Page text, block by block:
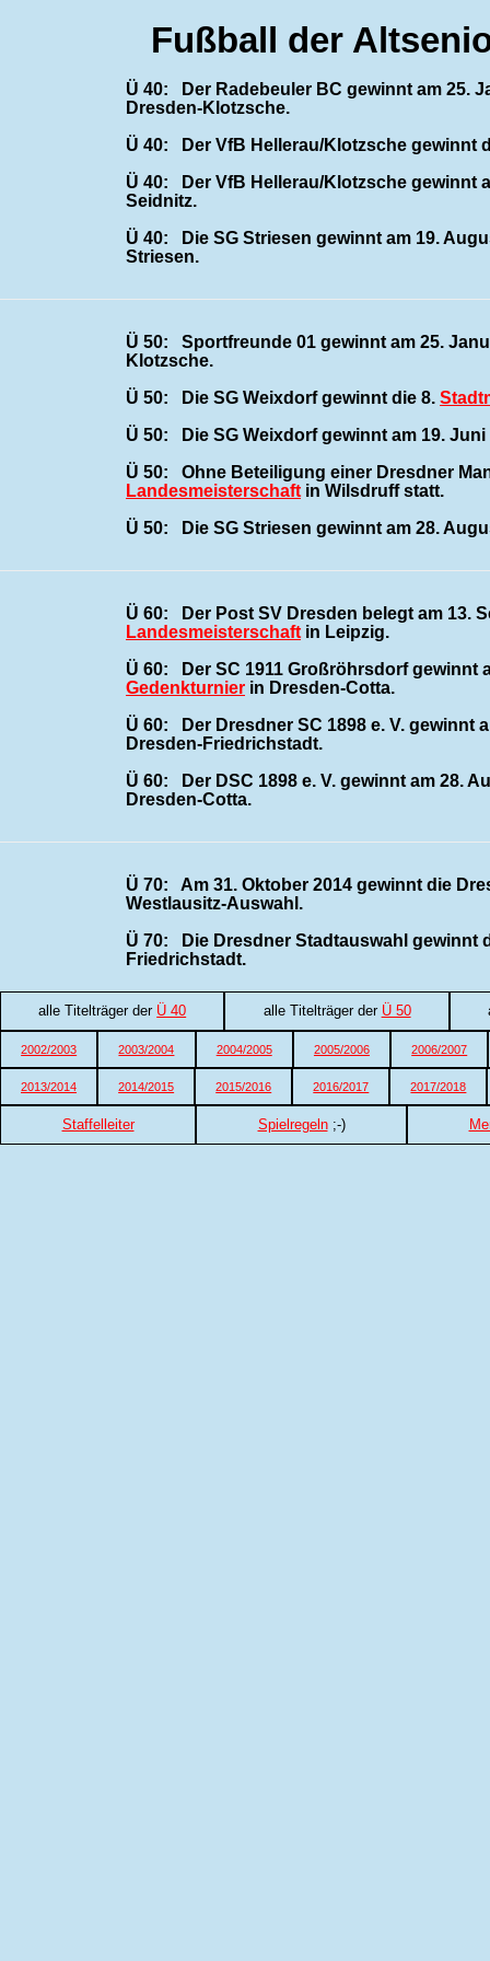
Fußball der
Ü 40: Der Radebeuler BC gewinnt am 25.
Dresden-Klotzsche.
Ü 40: Der VfB Hellerau/Klotzsche gewinnt
Ü 40: Der VfB Hellerau/Klotzsche gewinnt
Seidnitz.
Ü 40: Die SG Striesen gewinnt am 19.
Striesen.
Ü 50: Sportfreunde 01 gewinnt am 25.
Klotzsche.
Ü 50: Die SG Weixdorf gewinnt die 8.
Ü 50: Die SG Weixdorf gewinnt am 19.
Ü 50: Ohne Beteiligung einer Dresdner
Landesmeisterschaft in Wilsdruff statt.
Ü 50: Die SG Striesen gewinnt am 28.
Ü 60: Der Post SV Dresden belegt am 13.
Landesmeisterschaft in Leipzig.
Ü 60: Der SC 1911 Großröhrsdorf gewinnt
Gedenkturnier in Dresden-Cotta.
Ü 60: Der Dresdner SC 1898 e. V. gewinnt
Dresden-Friedrichstadt.
Ü 60: Der DSC 1898 e. V. gewinnt am 28.
Dresden-Cotta.
Ü 70: Am 31. Oktober 2014 gewinnt die
Westlausitz-Auswahl.
Ü 70: Die Dresdner Stadtauswahl gewinnt
Friedrichstadt.
alle Titelträger der Ü 40 alle Titelträger der Ü 50
2002/2003 2003/2004 2004/2005 2005/2006 2006/2007
2013/2014 2014/2015 2015/2016 2016/2017 2017/2018
Staffelleiter Spielregeln;-)